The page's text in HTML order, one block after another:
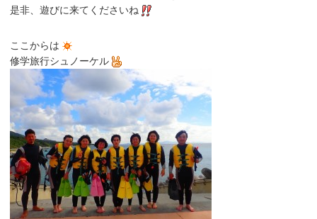
是非、遊びに来てくださいね
ここからは
修学旅行シュノーケル